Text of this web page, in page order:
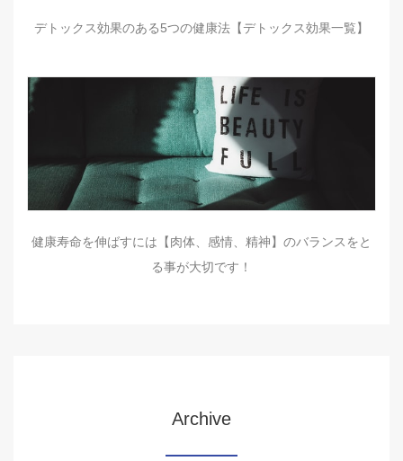
デトックス効果のある5つの健康法【デトックス効果一覧】
健康寿命を伸ばすには【肉体、感情、精神】のバランスをと
る事が大切です！
Archive